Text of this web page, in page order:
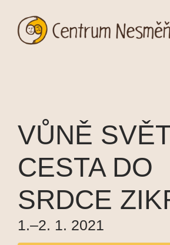
VŮNĚ
CESTA DO
SRDCE
1.–2. 1. 2021